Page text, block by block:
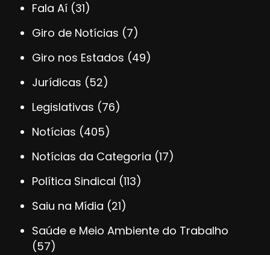
Fala Aí (31)
Giro de Notícias (7)
Giro nos Estados (49)
Jurídicas (52)
Legislativas (76)
Notícias (405)
Notícias da Categoria (17)
Política Sindical (113)
Saiu na Mídia (21)
Saúde e Meio Ambiente do Trabalho
(57)